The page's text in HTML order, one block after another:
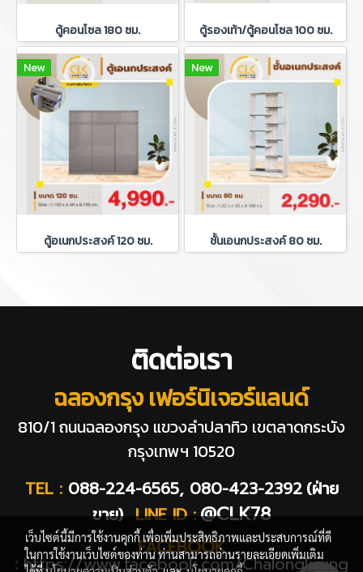
ตู้คอนโซล 180 ซม. ตู้รองเท้า/ตู้คอนโซล 100 ซม.
New
ตู้อเนกประสงค์ 120 ซม.
New
ชั้นเอนกประสงค์ 80 ซม.
ติดต่อเรา
ฉลองกรุง เฟอร์นิเจอร์แลนด์
810/1 ถนนฉลองกรุง แขวงลำปลาทิว เขตลาดกระบัง
กรุงเทพฯ 10520
TEL : 088-224-6565, 080-423-2392 (ฝ่าย
ขาย) LINE ID : @CLK78
FACEBOOK
: https://www.facebook.com/Chalongkrung
เว็บไซต์นี้มีการใช้งานคุกกี้ เพื่อเพิ่มประสิทธิภาพและประสบการณ์ที่ดี
ในการใช้งานเว็บไซต์ของท่าน ท่านสามารถอ่านรายละเอียดเพิ่มเติม